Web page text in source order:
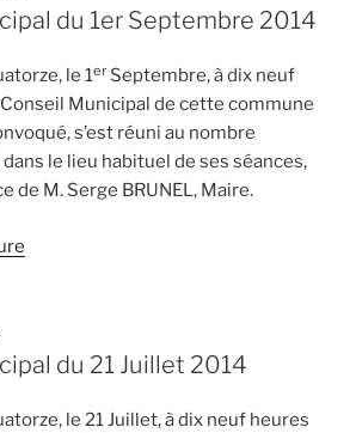
du 1er Septembre 2014
le 1er Septembre, à dix neuf
Municipal de cette commune
s’est réuni au nombre
le lieu habituel de ses séances,
de M. Serge BRUNEL, Maire.
1er
2014 »
du 21 Juillet 2014
le 21 Juillet, à dix neuf heures